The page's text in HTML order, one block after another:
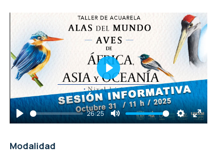
Play
26:25
Mute Settings
Enter
Play
Modalidad